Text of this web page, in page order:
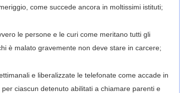
come succede ancora in moltissimi istituti;
le persone e le curi come meritano tutti gli
è malato gravemente non deve stare in carcere;
e liberalizzate le telefonate come accade in
ciascun detenuto abilitati a chiamare parenti e